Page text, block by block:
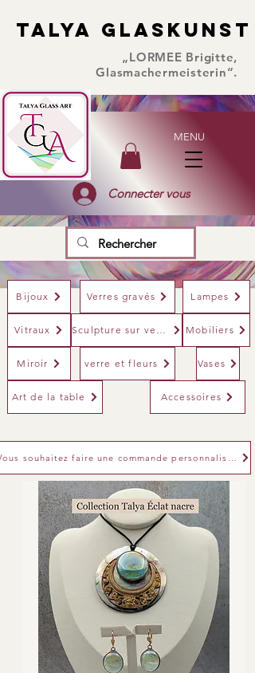
TALYA GLASKUNST
TALYA GLASKUNST
„LORMEE Brigitte,
Glasmachermeisterin“.
MENU
Connecter vous
Bijoux Verres gravés Lampes
Vitraux Sculpture sur verre Mobiliers
Miroir verre et fleurs Vases
Art de la table Accessoires